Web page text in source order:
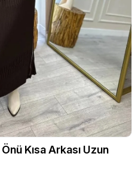
Kısa Arkası Uzun